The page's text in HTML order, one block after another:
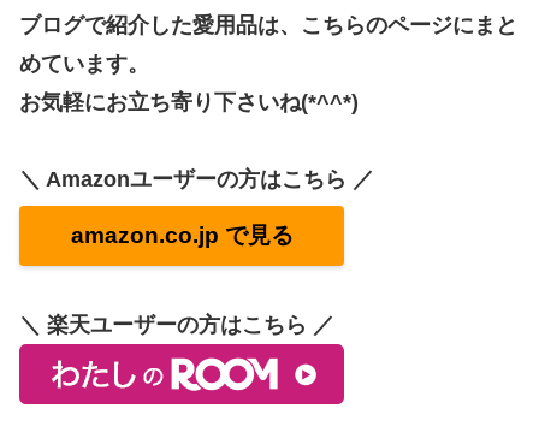
ブログで紹介した愛用品は、こちらのページにまと
めています。
お気軽にお立ち寄り下さいね(*^^*)
＼ Amazonユーザーの方はこちら ／
amazon.co.jp で見る
＼ 楽天ユーザーの方はこちら ／